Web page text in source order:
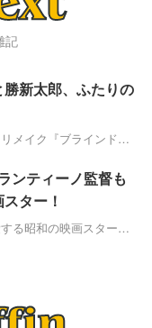
記
新太郎、ふたりの
メイク『ブラインド・
「静」のルドガー・ハ
を見比べる。
ンティーノ監督も
ター！
る昭和の映画スター、